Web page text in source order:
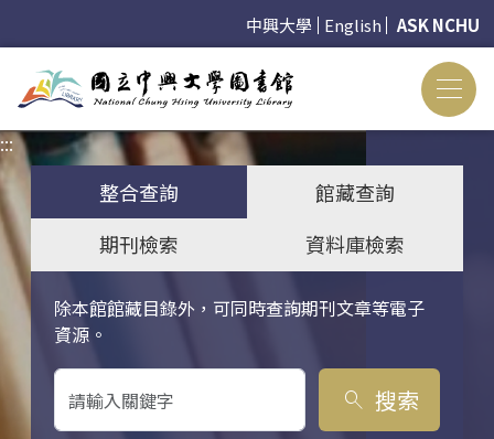
中興大學 English ASK NCHU
:::
整合查詢
館藏查詢
期刊檢索
資料庫檢索
除本館館藏目錄外，可同時查詢期刊文章等電子
資源。
關鍵字搜尋
search 搜索